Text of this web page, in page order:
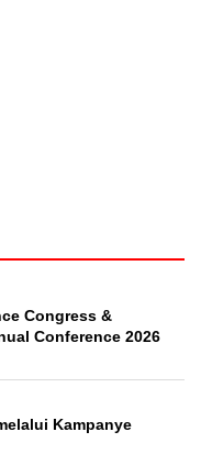
Congress &
Conference 2026
Kampanye